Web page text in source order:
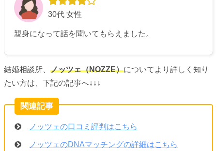
30代 女性
親身になって話を聞いてもらえました。
結婚相談所、 ノッツェ（NOZZE）についてより詳しく知り
たい方は、下記の記事へ↓↓↓
ノッツェの口コミ評判はこちら
ノッツェのDNAマッチングの詳細はこちら